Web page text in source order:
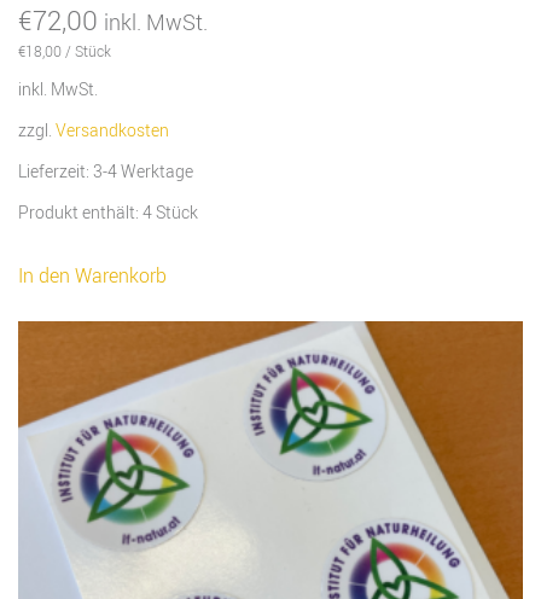
€72,00 inkl. MwSt.
€18,00 /Stück
inkl. MwSt.
zzgl. Versandkosten
Lieferzeit: 3-4 Werktage
Produkt enthält: 4Stück
In den Warenkorb